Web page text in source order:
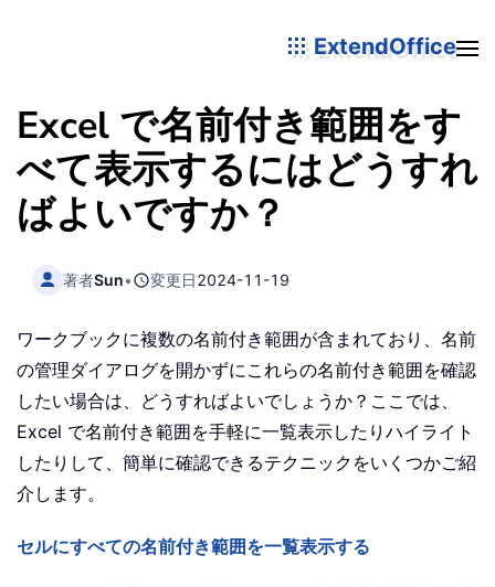
ExtendOffice
Excel で名前付き範囲をす
べて表示するにはどうすれ
ばよいですか？
著者Sun• 変更日2024-11-19
ワークブックに複数の名前付き範囲が含まれており、名前
の管理ダイアログを開かずにこれらの名前付き範囲を確認
したい場合は、どうすればよいでしょうか？ここでは、
Excel で名前付き範囲を手軽に一覧表示したりハイライト
したりして、簡単に確認できるテクニックをいくつかご紹
介します。
セルにすべての名前付き範囲を一覧表示する